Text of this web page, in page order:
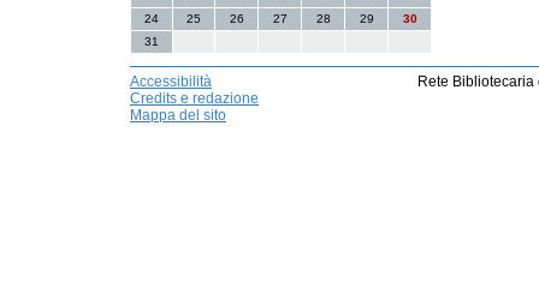
24
25 26 27 28 29
30
31
Accessibilità
Credits e redazione
Mappa del sito
Rete